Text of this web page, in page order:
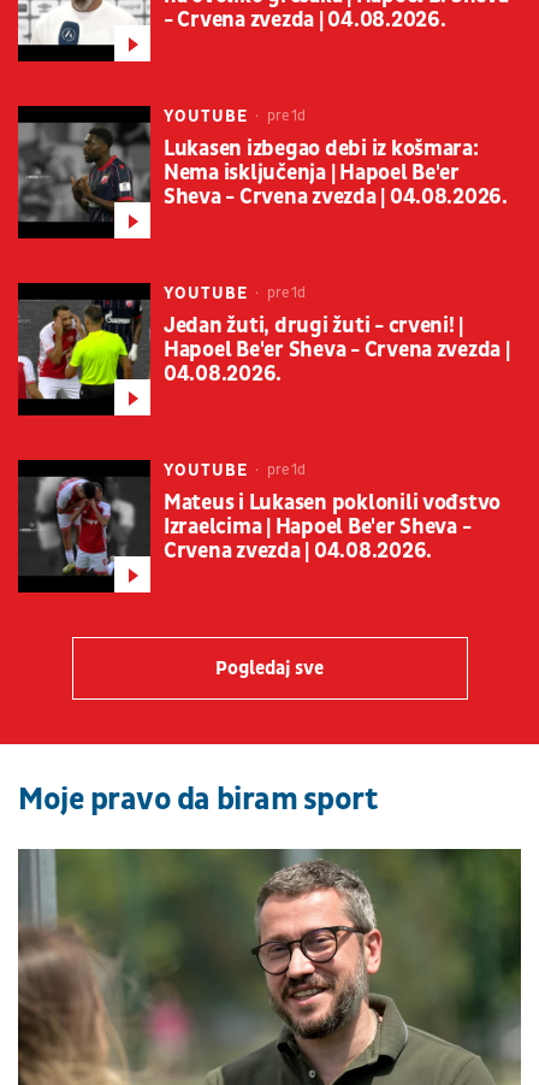
- Crvena zvezda | 04.08.2026.
YOUTUBE pre 1d
Lukasen izbegao debi iz košmara:
Nema isključenja | Hapoel Be'er
Sheva - Crvena zvezda | 04.08.2026.
YOUTUBE pre 1d
Jedan žuti, drugi žuti - crveni! |
Hapoel Be'er Sheva - Crvena zvezda |
04.08.2026.
YOUTUBE pre 1d
Mateus i Lukasen poklonili vođstvo
Izraelcima | Hapoel Be'er Sheva -
Crvena zvezda | 04.08.2026.
Pogledaj sve
Moje pravo da biram sport